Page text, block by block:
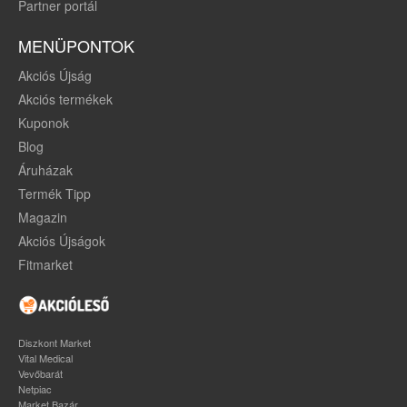
Partner portál
MENÜPONTOK
Akciós Újság
Akciós termékek
Kuponok
Blog
Áruházak
Termék Tipp
Magazin
Akciós Újságok
Fitmarket
Diszkont Market
Vital Medical
Vevőbarát
Netpiac